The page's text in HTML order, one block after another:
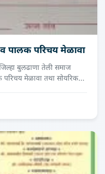
पालक परिचय मेळावा
बुलढाणा तेली समाज
मेळावा तथा सोयरिक...